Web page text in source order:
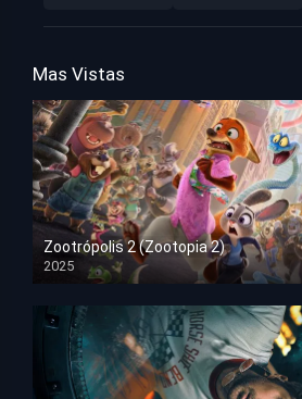
Mas Vistas
Zootrópolis 2 (Zootopia 2)
2025
HD 1080p